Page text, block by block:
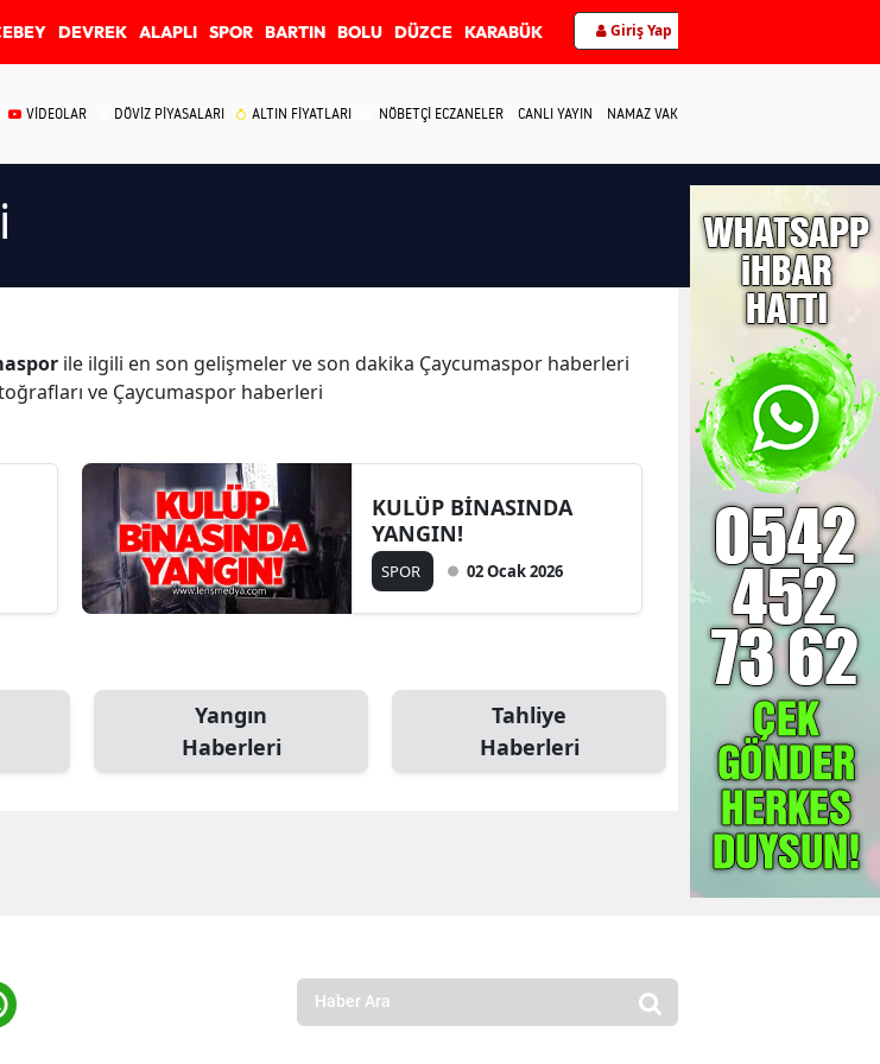
DEVREK ALAPLI SPOR BARTIN BOLU DÜZCE KARABÜK Giriş Yap
VİDEOLAR DÖVİZ PİYASALARI ALTIN FİYATLARI NÖBETÇİ ECZANELER CANLI YAYIN NAMAZ VAKİTLERİ
ile ilgili en son gelişmeler ve son dakika Çaycumaspor haberleri
ve Çaycumaspor haberleri
KULÜP BİNASINDA
YANGIN!
SPOR 02 Ocak 2026
Yangın
Haberleri
Tahliye
Haberleri